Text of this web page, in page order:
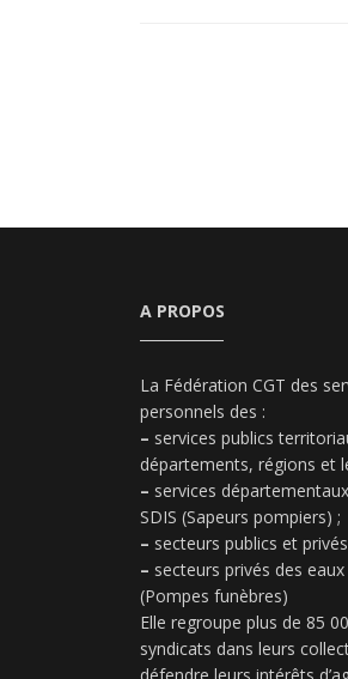
A PROPOS
La Fédération CGT des
personnels des :
– services publics
départements, régions et
– services
SDIS (Sapeurs pompiers) ;
– secteurs publics et
– secteurs privés des
(Pompes funèbres)
Elle regroupe plus de 85
syndicats dans leurs